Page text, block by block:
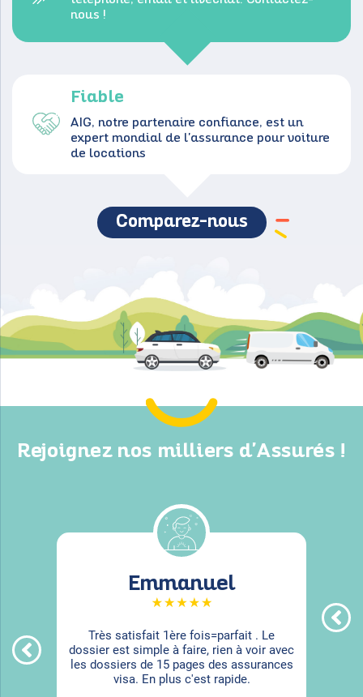
nous !
Fiable
AIG, notre partenaire confiance, est un
expert mondial de l'assurance pour voiture
de locations
Comparez-nous
Rejoignez nos milliers d'Assurés !
Emmanuel
Très satisfait 1ère fois=parfait . Le
dossier est simple à faire, rien à voir avec
les dossiers de 15 pages des assurances
visa. En plus c'est rapide.